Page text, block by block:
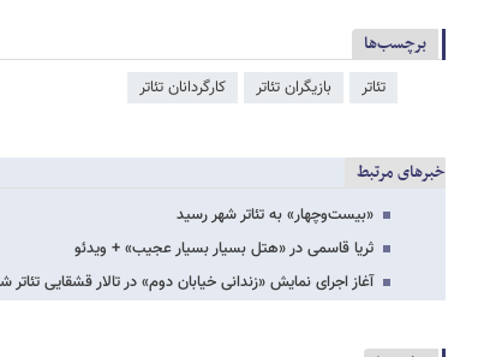
برچسب‌ها
تئاتر بازیگران تئاتر کارگردانان تئاتر
خبرهای مرتبط
«بیست‌وچهار» به تئاتر شهر رسید
ثریا قاسمی در «هتل بسیار بسیار عجیب» + ویدئو
آغاز اجرای نمایش «زندانی خیابان دوم» در تالار قشقایی تئاتر